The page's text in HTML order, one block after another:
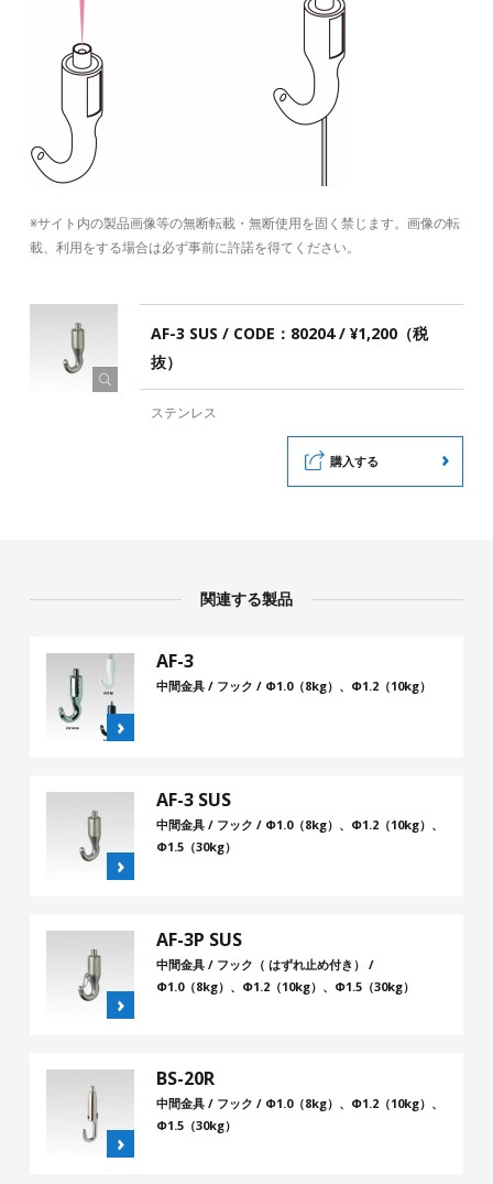
※サイト内の製品画像等の無断転載・無断使用を固く禁じます。画像の転
載、利用をする場合は必ず事前に許諾を得てください。
AF-3 SUS / CODE：80204 / ¥1,200（税
抜）
ステンレス
購入する
関連する製品
AF-3
中間金具 / フック / Φ1.0（8kg）、Φ1.2（10kg）
AF-3 SUS
中間金具 / フック / Φ1.0（8kg）、Φ1.2（10kg）、
Φ1.5（30kg）
AF-3P SUS
中間金具 / フック（ はずれ止め付き） /
Φ1.0（8kg）、Φ1.2（10kg）、Φ1.5（30kg）
BS-20R
中間金具 / フック / Φ1.0（8kg）、Φ1.2（10kg）、
Φ1.5（30kg）